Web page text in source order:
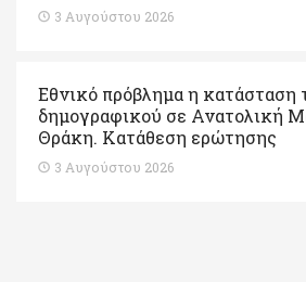
3 Αυγούστου 2026
Εθνικό πρόβλημα η κατάσταση
δημογραφικού σε Ανατολική
Θράκη. Κατάθεση ερώτησης
3 Αυγούστου 2026